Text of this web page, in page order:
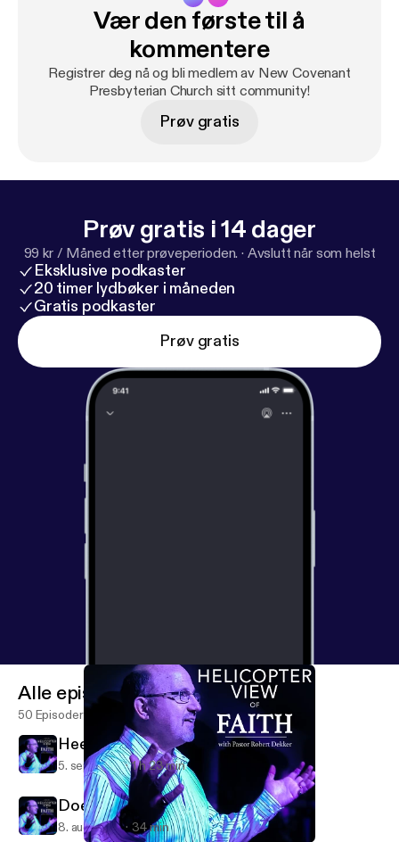
Vær den første til å
kommentere
Registrer deg nå og bli medlem av New Covenant
Presbyterian Church sitt community!
Prøv gratis
Prøv gratis i 14 dager
99 kr / Måned etter prøveperioden. · Avslutt når som helst
Eksklusive podkaster
20 timer lydbøker i måneden
Gratis podkaster
Prøv gratis
Alle episoder
50 Episoder
Heed God's Call to SERVE
5. sep. 2021 1 h 23 min
Does Age Matter
8. aug. 2021 34 min